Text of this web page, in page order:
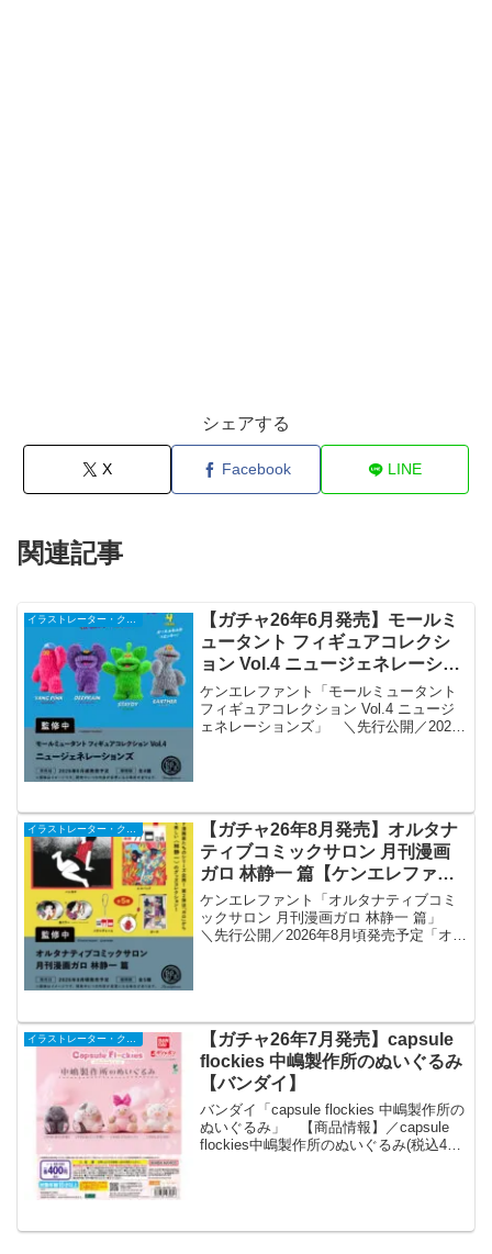
シェアする
X Facebook LINE
関連記事
イラストレーター・クリエイター
【ガチャ26年6月発売】モールミ
ュータント フィギュアコレクシ
ョン Vol.4 ニュージェネレーショ
ンズ【ケンエレファント】
ケンエレファント「モールミュータント
フィギュアコレクション Vol.4 ニュージ
ェネレーションズ」 ＼先行公開／2026
イラストレーター・クリエイター
【ガチャ26年8月発売】オルタナ
ティブコミックサロン 月刊漫画
ガロ 林静一 篇【ケンエレファン
ト】
ケンエレファント「オルタナティブコミ
ックサロン 月刊漫画ガロ 林静一 篇」
＼先行公開／2026年8月頃発売予定「オル
【ガチャ26年7月発売】capsule
flockies 中嶋製作所のぬいぐるみ
【バンダイ】
バンダイ「capsule flockies 中嶋製作所の
ぬいぐるみ」 【商品情報】／capsule
flockies中嶋製作所のぬいぐるみ(税込400